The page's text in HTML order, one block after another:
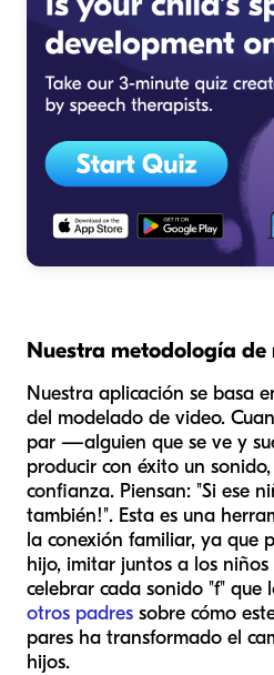
Nuestra metodología
Nuestra aplicación se basa
del modelado de video.
par —alguien que se ve y
producir con éxito un
confianza. Piensan: "Si ese
también!". Esta es una
la conexión familiar, ya que
hijo, imitar juntos a los
celebrar cada sonido "f" que
otros padres sobre cómo
pares ha transformado el
hijos.